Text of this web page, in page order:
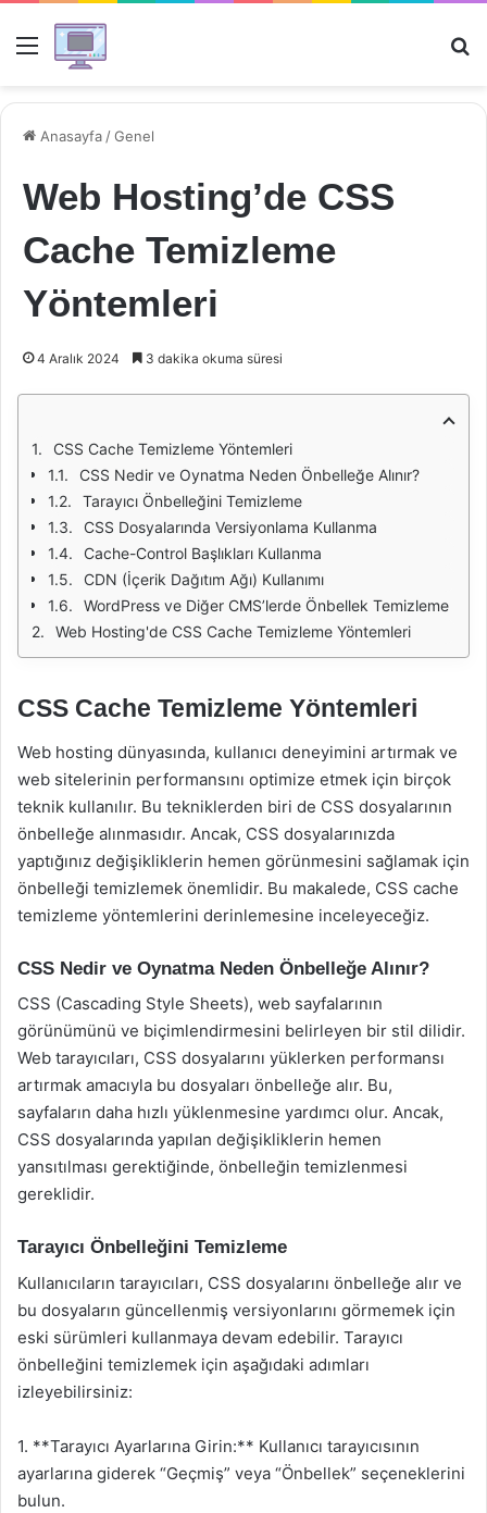
Menü
Anasayfa /Genel
Web Hosting’de CSS
Cache Temizleme
Yöntemleri
4 Aralık 2024 3 dakika okuma süresi
CSS Cache Temizleme Yöntemleri
CSS Nedir ve Oynatma Neden Önbelleğe Alınır?
Tarayıcı Önbelleğini Temizleme
CSS Dosyalarında Versiyonlama Kullanma
Cache-Control Başlıkları Kullanma
CDN (İçerik Dağıtım Ağı) Kullanımı
WordPress ve Diğer CMS’lerde Önbellek Temizleme
Web Hosting'de CSS Cache Temizleme Yöntemleri
CSS Cache Temizleme Yöntemleri
Web hosting dünyasında, kullanıcı deneyimini artırmak ve
web sitelerinin performansını optimize etmek için birçok
teknik kullanılır. Bu tekniklerden biri de CSS dosyalarının
önbelleğe alınmasıdır. Ancak, CSS dosyalarınızda
yaptığınız değişikliklerin hemen görünmesini sağlamak için
önbelleği temizlemek önemlidir. Bu makalede, CSS cache
temizleme yöntemlerini derinlemesine inceleyeceğiz.
CSS Nedir ve Oynatma Neden Önbelleğe Alınır?
CSS (Cascading Style Sheets), web sayfalarının
görünümünü ve biçimlendirmesini belirleyen bir stil dilidir.
Web tarayıcıları, CSS dosyalarını yüklerken performansı
artırmak amacıyla bu dosyaları önbelleğe alır. Bu,
sayfaların daha hızlı yüklenmesine yardımcı olur. Ancak,
CSS dosyalarında yapılan değişikliklerin hemen
yansıtılması gerektiğinde, önbelleğin temizlenmesi
gereklidir.
Tarayıcı Önbelleğini Temizleme
Kullanıcıların tarayıcıları, CSS dosyalarını önbelleğe alır ve
bu dosyaların güncellenmiş versiyonlarını görmemek için
eski sürümleri kullanmaya devam edebilir. Tarayıcı
önbelleğini temizlemek için aşağıdaki adımları
izleyebilirsiniz:
1. **Tarayıcı Ayarlarına Girin:** Kullanıcı tarayıcısının
ayarlarına giderek “Geçmiş” veya “Önbellek” seçeneklerini
bulun.